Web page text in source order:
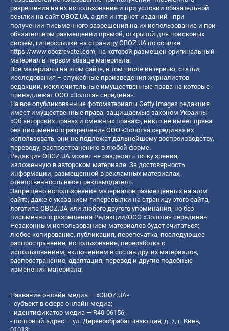
разрешения на их использование и при условии обязательной
ссылки на сайт OBOZ.UA, а для интернет-изданий - при
получении письменного разрешения на их использование и при
обязательном размещении прямой, открытой для поисковых
систем, гиперссылки на страницу OBOZ.UA по ссылке
https://www.obozrevatel.com, на которой размещен оригинальный
материал в первом абзаце материала.
Все материалы на этом сайте, в том числе интервью, статьи,
исследования – служебные произведения журналистов
редакции, исключительные имущественные права на которые
принадлежат ООО «Золотая середина».
На все опубликованные фотоматериалы Getty Images редакция
имеет имущественные права, защищаемые законом Украины
«Об авторских правах и смежных правах», никто не имеет права
без письменного разрешения ООО «Золотая середина» их
использовать, они не подлежат дальнейшему воспроизводству,
переводу, распространению в любой форме.
Редакция OBOZ.UA может не разделять точку зрения,
изложенную в авторском материале. За достоверность
информации, размещенной в рекламных материалах,
ответственность несет рекламодатель.
Запрещено использование материалов размещенных на этом
сайте, даже с указанием гиперссылки на страницу этого сайта,
логотипа OBOZ.UA или любого другого упоминания, но без
письменного разрешения Редакции/ООО «Золотая середина»
Незаконным использованием материалов будет считаться:
любое копирование, публикация, перепечатка, последующее
распространение, использование, переработка с
использованием, включением в состав других материалов,
распространение, адаптация, перевод и другие подобные
изменения материала.
Название онлайн медиа — «OBOZ.UA»
- субъект в сфере онлайн медиа;
- идентификатор медиа — R40-06156;
- почтовый адрес — ул. Деревообрабатывающая, д. 7, г. Киев,